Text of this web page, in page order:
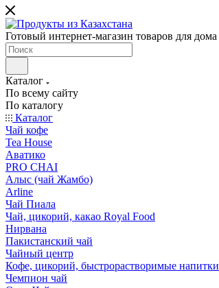
Готовый интернет-магазин товаров для дома
Каталог
По всему сайту
По каталогу
Каталог
Чай кофе
Tea House
Аватико
PRO CHAI
Алыс (чай Жамбо)
Arline
Чай Пиала
Чай, цикорий, какао Royal Food
Нирвана
Пакистанский чай
Чайный центр
Кофе, цикорий, быстрорастворимые напитки
Чемпион чай